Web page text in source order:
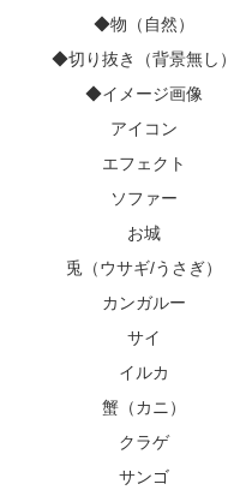
◆物（自然）
◆切り抜き（背景無し）
◆イメージ画像
アイコン
エフェクト
ソファー
お城
兎（ウサギ/うさぎ）
カンガルー
サイ
イルカ
蟹（カニ）
クラゲ
サンゴ